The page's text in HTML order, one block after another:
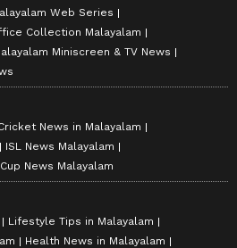
Web Series
Collection Malayalam
Miniscreen & TV News
News in Malayalam
ISL News Malayalam
News Malayalam
Lifestyle Tips in Malayalam
Health News in Malayalam